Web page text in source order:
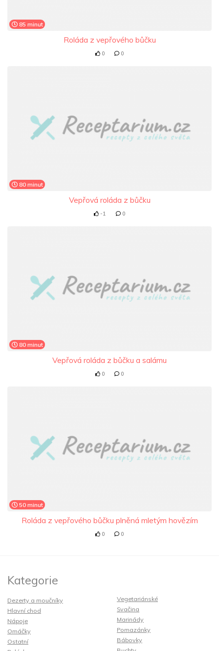
85 minut
Roláda z vepřového bůčku
0 0
80 minut
Vepřová roláda z bůčku
-1 0
80 minut
Vepřová roláda z bůčku a salámu
0 0
50 minut
Roláda z vepřového bůčku plněná mletým hovězím
0 0
Kategorie
Dezerty a moučníky
Hlavní chod
Nápoje
Omáčky
Ostatní
Vegetariánské
Svačina
Marinády
Pomazánky
Bábovky